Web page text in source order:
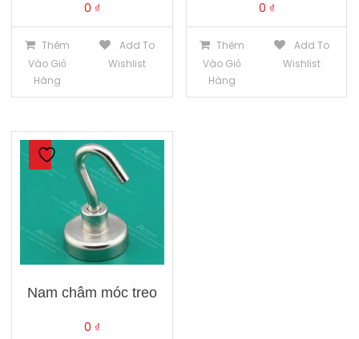
0 ₫
Thêm
Vào Giỏ
Hàng
Add To
Wishlist
0 ₫
Thêm
Vào Giỏ
Hàng
Add To
Wishlist
Nam châm móc treo
0 ₫